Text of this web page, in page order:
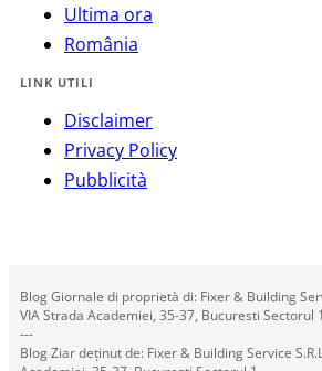
Ultima ora
România
LINK UTILI
Disclaimer
Privacy Policy
Pubblicità
Blog Giornale di proprietà di: Fixer & Building
VIA Strada Academiei, 35-37, Bucuresti Sectorul 1
---
Blog Ziar deținut de: Fixer & Building Service